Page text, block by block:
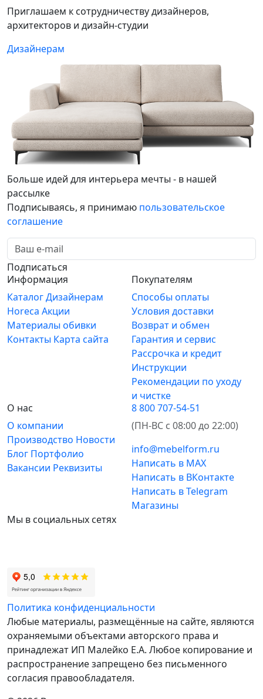
Приглашаем к сотрудничеству дизайнеров,
архитекторов и дизайн-студии
Дизайнерам
Больше идей для интерьера мечты - в нашей
рассылке
Подписываясь, я принимаю пользовательское
соглашение
Подписаться
Информация
КаталогДизайнерам
Horeca Акции
Материалы обивки
Контакты Карта сайта
Покупателям
Способы оплаты
Условия доставки
Возврат и обмен
Гарантия и сервис
Рассрочка и кредит
Инструкции
Рекомендации по уходу
и чистке
О нас
О компании
Производство Новости
Блог Портфолио
Вакансии Реквизиты
8 800 707-54-51
(ПН-ВС с 08:00 до 22:00)
info@mebelform.ru
Написать в MAX
Написать в ВКонтакте
Написать в Telegram
Магазины
Мы в социальных сетях
Политика конфиденциальности
Любые материалы, размещённые на сайте, являются
охраняемыми объектами авторского права и
принадлежат ИП Малейко E.А. Любое копирование и
распространение запрещено без письменного
согласия правообладателя.